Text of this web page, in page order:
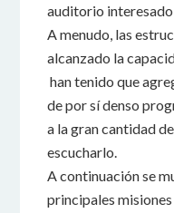
auditorio
A menudo, las
alcanzado la
han tenido que
de por sí denso
a la gran cantidad
escucharlo.
A continuación se
principales